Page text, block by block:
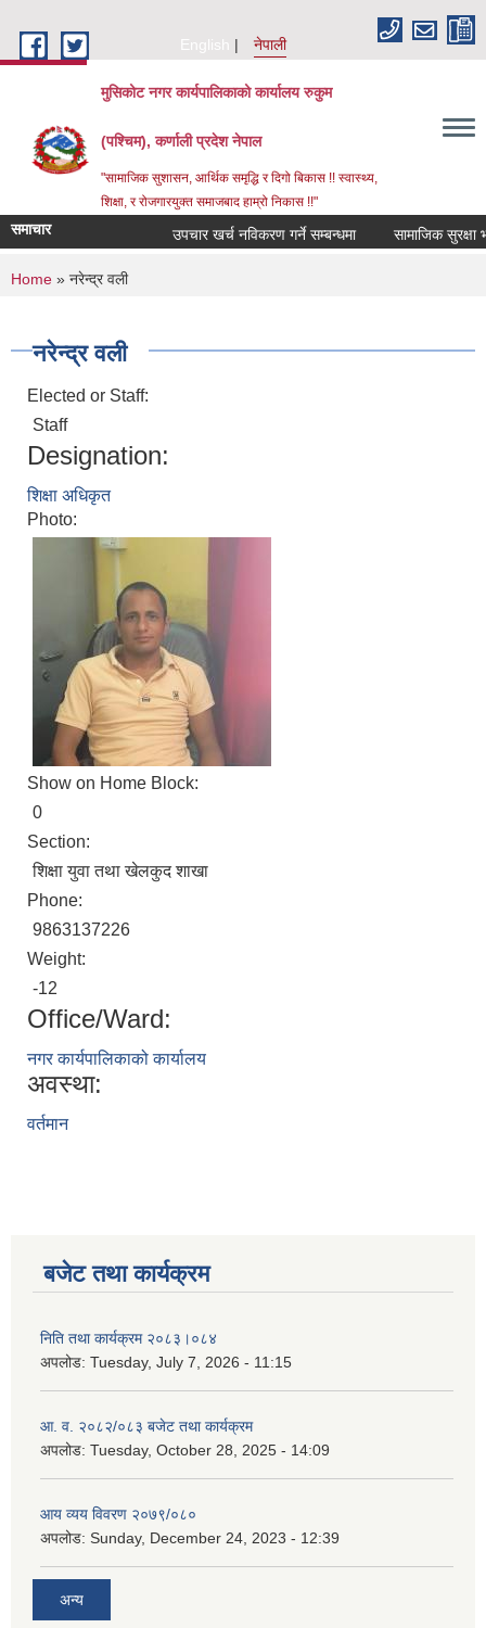
English
नेपाली
मुसिकोट नगर कार्यपालिकाको कार्यालय रुकुम
(पश्चिम), कर्णाली प्रदेश नेपाल
"सामाजिक सुशासन, आर्थिक समृद्धि र दिगो बिकास !! स्वास्थ्य,
शिक्षा, र रोजगारयुक्त समाजबाद हाम्रो निकास !!"
समाचार उपचार खर्च नविकरण गर्ने सम्बन्धमा
You are here
Home » नरेन्द्र वली
नरेन्द्र वली
Elected or Staff:
Staff
Designation:
शिक्षा अधिकृत
Photo:
Show on Home Block:
0
Section:
शिक्षा युवा तथा खेलकुद शाखा
Phone:
9863137226
Weight:
-12
Office/Ward:
नगर कार्यपालिकाको कार्यालय
अवस्था:
वर्तमान
बजेट तथा कार्यक्रम
निति तथा कार्यक्रम २०८३।०८४
अपलोड: Tuesday, July 7, 2026 - 11:15
आ. व. २०८२/०८३ बजेट तथा कार्यक्रम
अपलोड: Tuesday, October 28, 2025 - 14:09
आय व्यय विवरण २०७९/०८०
अपलोड: Sunday, December 24, 2023 - 12:39
अन्य